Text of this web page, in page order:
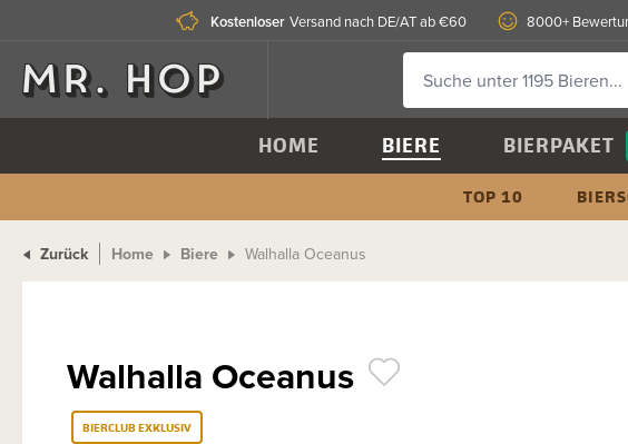
Kostenloser Versand nach DE/AT ab €60 8000+
HOME BIERE BIERPAKET
TOP 10
Zurück Home Biere Walhalla Oceanus
Walhalla Oceanus
BIERCLUB EXKLUSIV